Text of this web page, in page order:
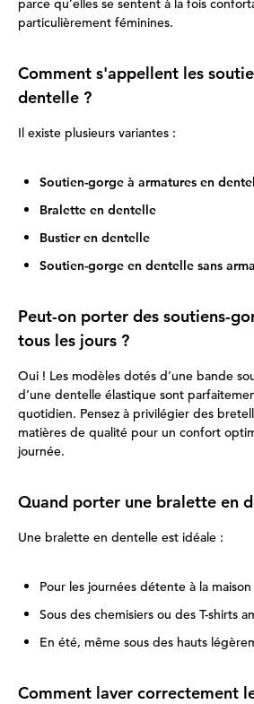
parce qu’elles se sentent à la fois
particulièrement féminines.
Comment s'appellent les
dentelle ?
Il existe plusieurs variantes :
Soutien-gorge à armatures en
Bralette en dentelle
Bustier en dentelle
Soutien-gorge en dentelle sans
Peut-on porter des soutiens-
tous les jours ?
Oui ! Les modèles dotés d’une bande
d’une dentelle élastique sont
quotidien. Pensez à privilégier des
matières de qualité pour un confort
journée.
Quand porter une bralette en
Une bralette en dentelle est idéale :
Pour les journées détente à la maison
Sous des chemisiers ou des T-shirts
En été, même sous des hauts
Comment laver correctement